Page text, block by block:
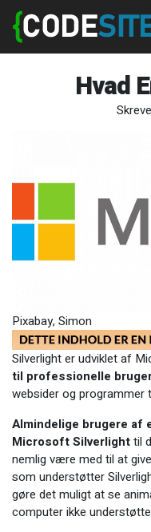
Hvad
Pixabay, Simon
Silverlight er udviklet af
til professionelle
websider og programmer
Almindelige brugere af
Microsoft Silverlighttil
nemlig være med til at
som understøtter
gøre det muligt at se
computer ikke